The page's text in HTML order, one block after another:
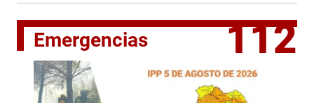
Emergencias 112